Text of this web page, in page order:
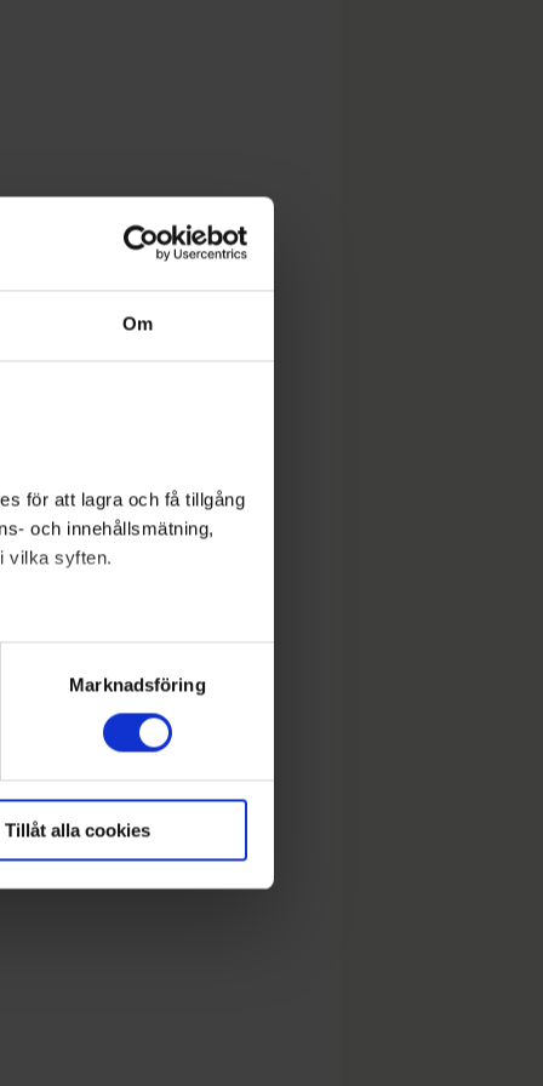
Om
för att lagra och få tillgång
och innehållsmätning,
vilka syften.
meter
Marknadsföring
Tillåt alla cookies